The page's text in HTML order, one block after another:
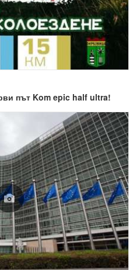
път Kom epic half ultra!